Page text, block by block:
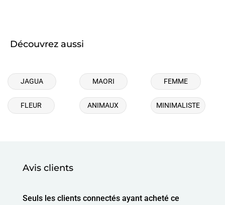
Découvrez aussi
JAGUA MAORI FEMME
FLEUR ANIMAUX MINIMALISTE
Avis clients
Seuls les clients connectés ayant acheté ce